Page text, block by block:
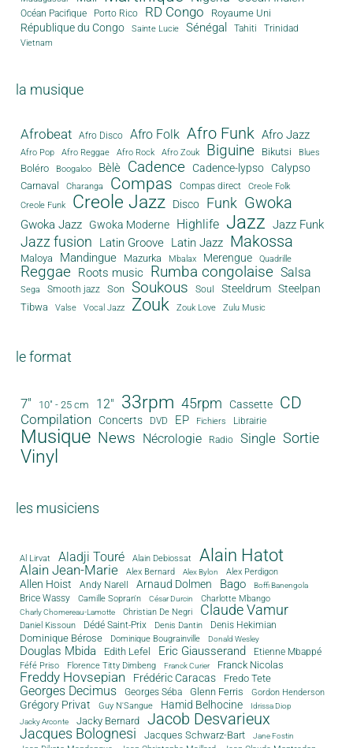
Océan Pacifique Porto Rico RD Congo Royaume Uni
République du Congo Sainte Lucie Sénégal Tahiti Trinidad
Vietnam
la musique
Afrobeat Afro Disco Afro Folk Afro Funk Afro Jazz
Afro Pop Afro Reggae Afro Rock Afro Zouk Biguine Bikutsi Blues
Boléro Boogaloo Bèlè Cadence Cadence-lypso Calypso
Carnaval Charanga Compas Compas direct
Creole Folk
Creole Funk
Creole Jazz Disco Funk Gwoka
Gwoka Jazz Gwoka Moderne Highlife Jazz Jazz Funk
Jazz fusion Latin Groove Latin Jazz Makossa
Maloya Mandingue Mazurka Mbalax Merengue Quadrille
Reggae Roots music Rumba congolaise Salsa
Sega Smooth jazz Son Soukous Soul Steeldrum Steelpan
Tibwa Valse Vocal Jazz Zouk Zouk Love Zulu Music
le format
7" 10" - 25 cm 12" 33rpm 45rpm Cassette CD
Compilation Concerts DVD EP Fichiers Librairie
Musique News Nécrologie Radio Single Sortie
Vinyl
les musiciens
Al Lirvat Aladji Touré Alain Debiossat Alain Hatot
Alain Jean-Marie Alex Bernard Alex Bylon Alex Perdigon
Allen Hoist Andy Narell Arnaud Dolmen Bago Boffi Banengola
Brice Wassy Camille Sopran'n César Durcin Charlotte Mbango
Charly Chomereau-Lamotte Christian De Negri Claude Vamur
Daniel Kissoun Dédé Saint-Prix Denis Dantin Denis Hekimian
Dominique Bérose Dominique Bougrainville Donald Wesley
Douglas Mbida Edith Lefel Eric Giausserand Etienne Mbappé
Féfé Priso Florence Titty Dimbeng Franck Curier Franck Nicolas
Freddy Hovsepian Frédéric Caracas Fredo Tete
Georges Decimus Georges Séba Glenn Ferris Gordon Henderson
Grégory Privat Guy N'Sangue Hamid Belhocine
Idrissa Diop
Jacky Arconte
Jacky Bernard Jacob Desvarieux
Jacques Bolognesi Jacques Schwarz-Bart Jane Fostin